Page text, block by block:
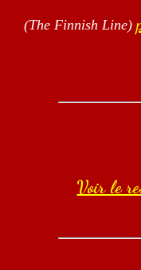
(The Finnish Line)
Voir le